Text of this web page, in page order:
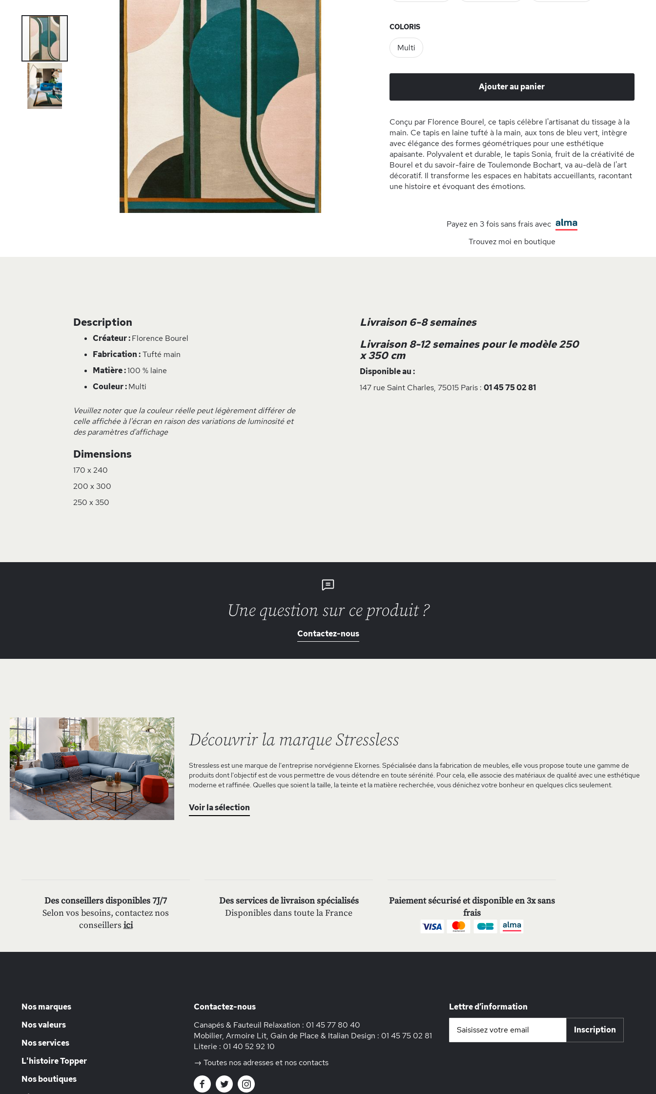
COLORIS
Multi
Ajouter au panier
Conçu par Florence Bourel, ce tapis célèbre l'artisanat du tissage à la
main. Ce tapis en laine tufté à la main, aux tons de bleu vert, intègre
avec élégance des formes géométriques pour une esthétique
apaisante. Polyvalent et durable, le tapis Sonia, fruit de la créativité de
Bourel et du savoir-faire de Toulemonde Bochart, va au-delà de l'art
décoratif. Il transforme les espaces en habitats accueillants, racontant
une histoire et évoquant des émotions.
Payez en 3 fois sans frais avec
Trouvez moi en boutique
Description
Créateur :Florence Bourel
Fabrication :Tufté main
Matière :100 % laine
Couleur :Multi
Veuillez noter que la couleur réelle peut légèrement différer de
celle affichée à l'écran en raison des variations de luminosité et
des paramètres d'affichage
Dimensions
170 x 240
200 x 300
250 x 350
Livraison 6-8 semaines
Livraison 8-12 semaines pour le modèle 250
x 350 cm
Disponible au :
147 rue Saint Charles, 75015 Paris : 01 45 75 02 81
Une question sur ce produit ?
Contactez-nous
Découvrir la marque Stressless
Stressless est une marque de l'entreprise norvégienne Ekornes. Spécialisée dans la fabrication de meubles, elle vous propose toute une gamme de
produits dont l'objectif est de vous permettre de vous détendre en toute sérénité. Pour cela, elle associe des matériaux de qualité avec une esthétique
moderne et raffinée. Quelles que soient la taille, la teinte et la matière recherchée, vous dénichez votre bonheur en quelques clics seulement.
Voir la sélection
Des conseillers disponibles 7J/7
Selon vos besoins, contactez nos
conseillers ici
Des services de livraison spécialisés
Disponibles dans toute la France
Paiement sécurisé et disponible en 3x sans
frais
Nos marques
Nos valeurs
Nos services
L'histoire Topper
Nos boutiques
Contactez-nous
Canapés & Fauteuil Relaxation : 01 45 77 80 40
Mobilier, Armoire Lit, Gain de Place & Italian Design : 01 45 75 02 81
Literie : 01 40 52 92 10
→ Toutes nos adresses et nos contacts
Lettre d’information
notre
Inscription